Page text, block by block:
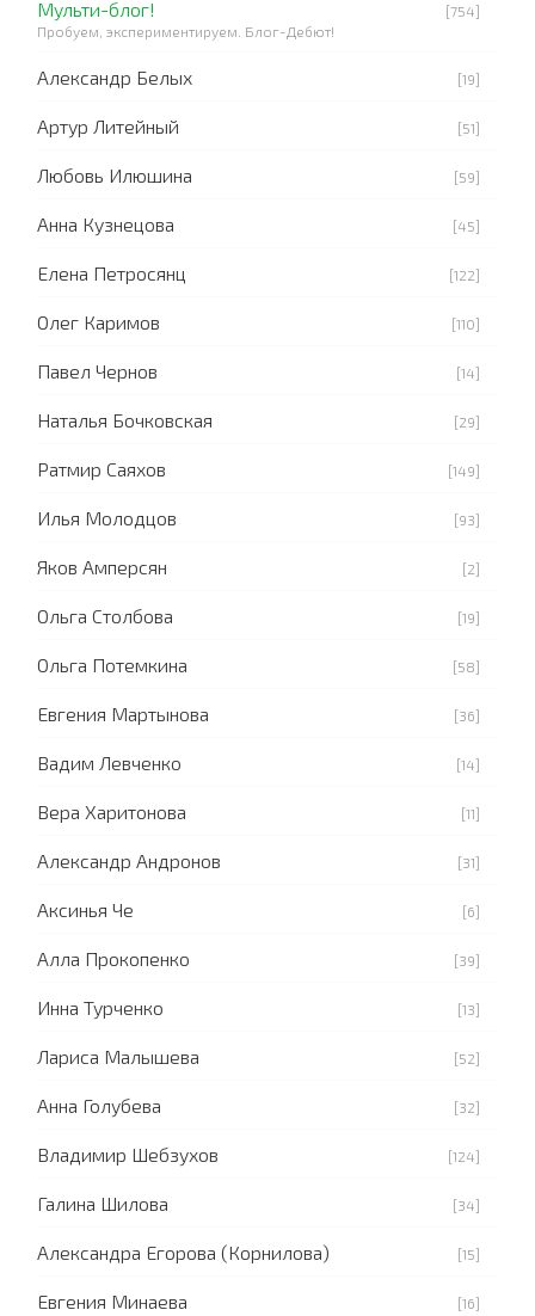
Мульти-блог!
[754]
Пробуем, экспериментируем. Блог-Дебют!
Александр Белых [19]
Артур Литейный [51]
Любовь Илюшина [59]
Анна Кузнецова [45]
Елена Петросянц [122]
Олег Каримов [110]
Павел Чернов [14]
Наталья Бочковская [29]
Ратмир Саяхов [149]
Илья Молодцов [93]
Яков Амперсян [2]
Ольга Столбова [19]
Ольга Потемкина [58]
Евгения Мартынова [36]
Вадим Левченко [14]
Вера Харитонова [11]
Александр Андронов [31]
Аксинья Че [6]
Алла Прокопенко [39]
Инна Турченко [13]
Лариса Малышева [52]
Анна Голубева [32]
Владимир Шебзухов [124]
Галина Шилова [34]
Александра Егорова (Корнилова) [15]
Евгения Минаева [16]